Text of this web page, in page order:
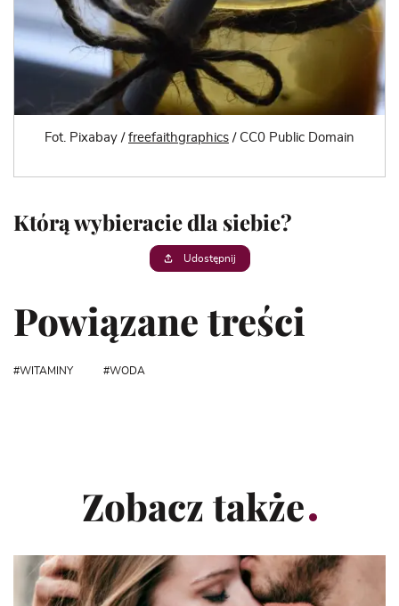
Fot. Pixabay / freefaithgraphics / CC0 Public Domain
Którą wybieracie dla siebie?
Udostępnij
Powiązane treści
WITAMINY WODA
Zobacz także